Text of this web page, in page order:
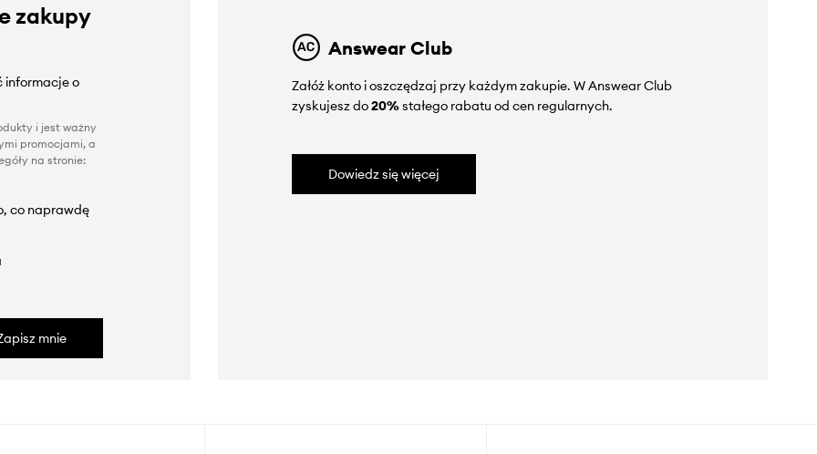
zakupy
informacje o
i jest ważny
promocjami, a
na stronie:
co naprawdę
mnie
Answear Club
Załóż konto i oszczędzaj przy każdym zakupie. W Answear Club
zyskujesz do20%stałego rabatu od cen regularnych.
Dowiedz się więcej